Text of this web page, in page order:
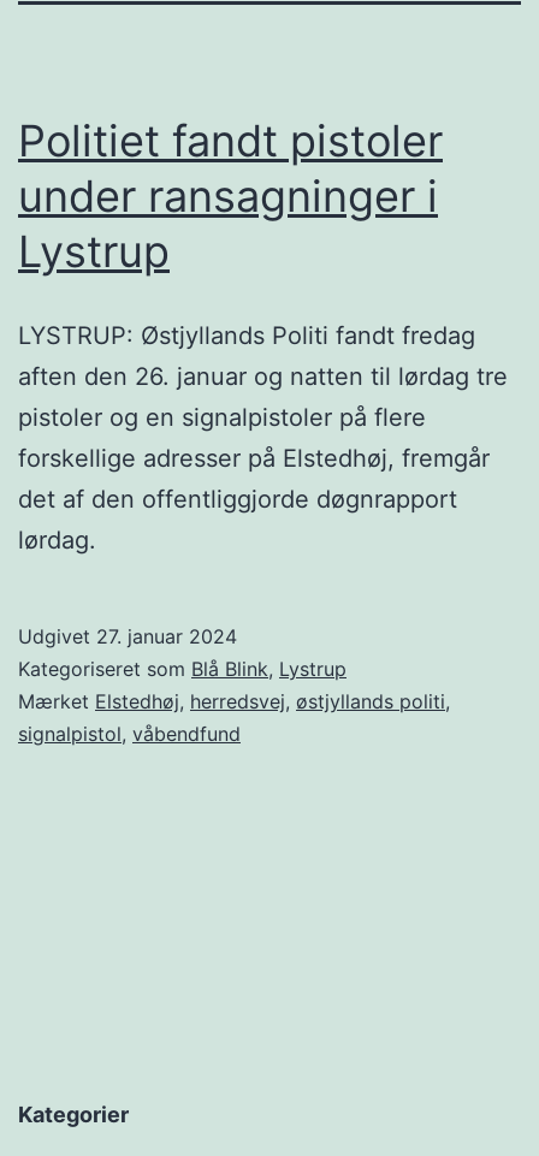
Politiet fandt pistoler
under ransagninger i
Lystrup
LYSTRUP: Østjyllands Politi fandt fredag
aften den 26. januar og natten til lørdag tre
pistoler og en signalpistoler på flere
forskellige adresser på Elstedhøj, fremgår
det af den offentliggjorde døgnrapport
lørdag.
Udgivet 27. januar 2024
Kategoriseret som Blå Blink, Lystrup
Mærket Elstedhøj, herredsvej, østjyllands politi,
signalpistol, våbendfund
Kategorier